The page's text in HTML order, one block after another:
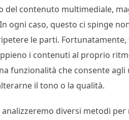
del contenuto multimediale,
ogni caso, questo ci spinge
le parti.
i contenuti al proprio
funzionalità che consente
il tono o la qualità.
diversi metodi